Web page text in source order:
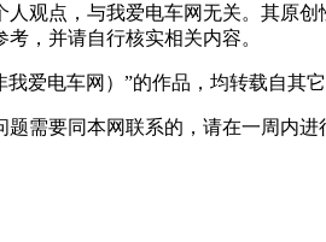
人观点，与我爱电车网无关。其原
，并请自行核实相关内容。
爱电车网）”的作品，均转载自其
需要同本网联系的，请在一周内进